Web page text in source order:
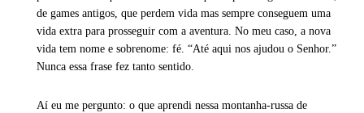
de games antigos, que perdem vida mas sempre conseguem uma
vida extra para prosseguir com a aventura. No meu caso, a nova
vida tem nome e sobrenome: fé. “Até aqui nos ajudou o Senhor.”
Nunca essa frase fez tanto sentido.
Aí eu me pergunto: o que aprendi nessa montanha-russa de